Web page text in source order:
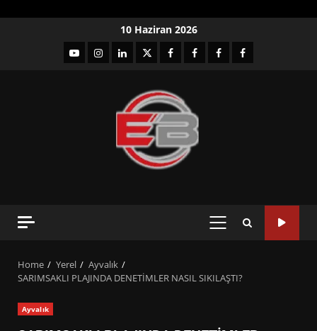
10 Haziran 2026
YouTubeInstagram
LinkedIntwitterfacebook-Facebook-
Facebook-Facebook-
PRIMARY
Home Yerel
Ayvalık
SARIMSAKLI PLAJINDA DENETİMLER NASIL SIKILAŞTI?
Ayvalık